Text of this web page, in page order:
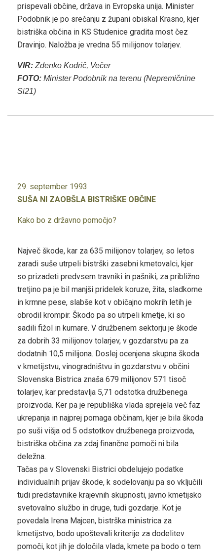
prispevali občine, država in Evropska unija. Minister
Podobnik je po srečanju z župani obiskal Krasno, kjer
bistriška občina in KS Studenice gradita most čez
Dravinjo. Naložba je vredna 55 milijonov tolarjev.
VIR: Zdenko Kodrič, Večer
FOTO: Minister Podobnik na terenu (Nepremičnine
Si21)
29. september 1993
SUŠA NI ZAOBŠLA BISTRIŠKE OBČINE
Kako bo z državno pomočjo?
Največ škode, kar za 635 milijonov tolarjev, so letos
zaradi suše utrpeli bistrški zasebni kmetovalci, kjer
so prizadeti predvsem travniki in pašniki, za približno
tretjino pa je bil manjši pridelek koruze, žita, sladkorne
in krmne pese, slabše kot v običajno mokrih letih je
obrodil krompir. Škodo pa so utrpeli kmetje, ki so
sadili fižol in kumare. V družbenem sektorju je škode
za dobrih 33 milijonov tolarjev, v gozdarstvu pa za
dodatnih 10,5 milijona. Doslej ocenjena skupna škoda
v kmetijstvu, vinogradništvu in gozdarstvu v občini
Slovenska Bistrica znaša 679 milijonov 571 tisoč
tolarjev, kar predstavlja 5,71 odstotka družbenega
proizvoda. Ker pa je republiška vlada sprejela več faz
ukrepanja in najprej pomaga občinam, kjer je bila škoda
po suši višja od 5 odstotkov družbenega proizvoda,
bistriška občina za zdaj finančne pomoči ni bila
deležna.
Tačas pa v Slovenski Bistrici obdelujejo podatke
individualnih prijav škode, k sodelovanju pa so vključili
tudi predstavnike krajevnih skupnosti, javno kmetijsko
svetovalno službo in druge, tudi gozdarje. Kot je
povedala Irena Majcen, bistrška ministrica za
kmetijstvo, bodo upoštevali kriterije za dodelitev
pomoči, kot jih je določila vlada, kmete pa bodo o tem